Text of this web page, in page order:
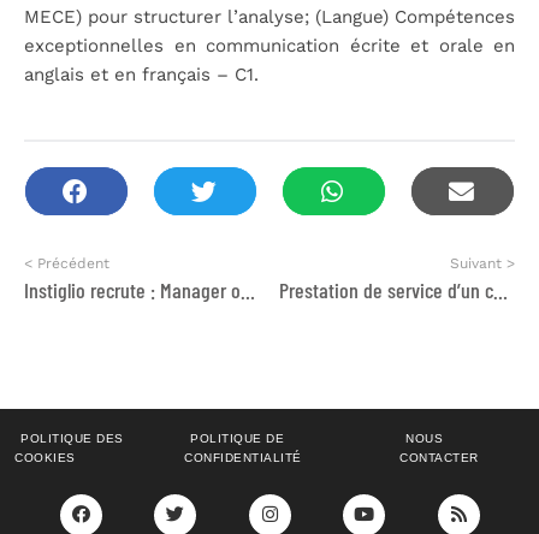
MECE) pour structurer l’analyse; (Langue) Compétences
exceptionnelles en communication écrite et orale en
anglais et en français – C1.
< Précédent Suivant >
Prestation de service d’un consultant dans l’intermédiaire sociale locale
POLITIQUE DES
COOKIES
POLITIQUE DE
CONFIDENTIALITÉ
NOUS
CONTACTER